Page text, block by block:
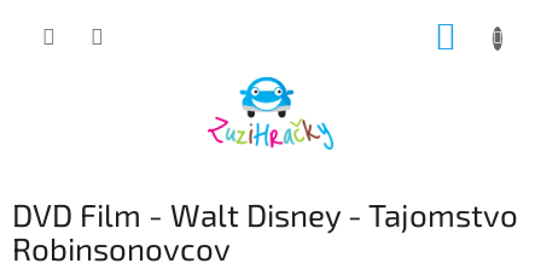
DVD Film - Walt Disney - Tajomstvo
Robinsonovcov